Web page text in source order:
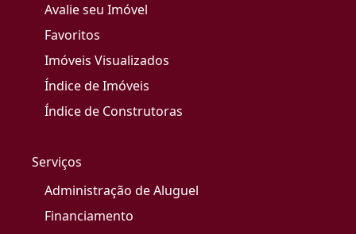
Avalie seu Imóvel
Favoritos
Imóveis Visualizados
Índice de Imóveis
Índice de Construtoras
Serviços
Administração de Aluguel
Financiamento